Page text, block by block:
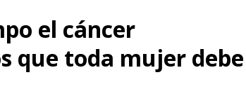
el cáncer
que toda mujer debe